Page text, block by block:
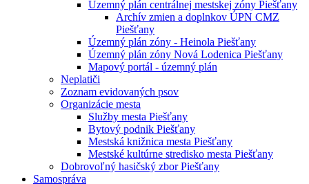
Územný plán centrálnej mestskej zóny Piešťany
Archív zmien a doplnkov ÚPN CMZ
Piešťany
Územný plán zóny - Heinola Piešťany
Územný plán zóny Nová Lodenica Piešťany
Mapový portál - územný plán
Neplatiči
Zoznam evidovaných psov
Organizácie mesta
Služby mesta Piešťany
Bytový podnik Piešťany
Mestská knižnica mesta Piešťany
Mestské kultúrne stredisko mesta Piešťany
Dobrovoľný hasičský zbor Piešťany
Samospráva